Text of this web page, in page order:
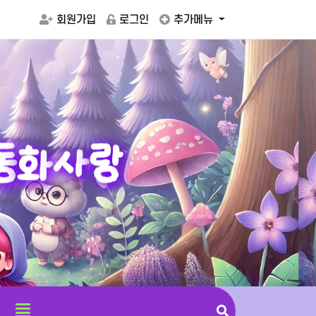
회원가입 로그인 추가메뉴
화사랑